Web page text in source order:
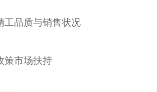
工品质与销售状况
策市场扶持